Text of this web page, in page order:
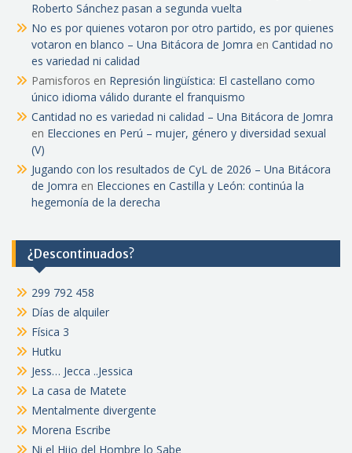
Roberto Sánchez pasan a segunda vuelta
No es por quienes votaron por otro partido, es por quienes
votaron en blanco – Una Bitácora de Jomra en Cantidad no
es variedad ni calidad
Pamisforos en Represión lingüística: El castellano como
único idioma válido durante el franquismo
Cantidad no es variedad ni calidad – Una Bitácora de Jomra
en Elecciones en Perú – mujer, género y diversidad sexual
(V)
Jugando con los resultados de CyL de 2026 – Una Bitácora
de Jomra en Elecciones en Castilla y León: continúa la
hegemonía de la derecha
¿Descontinuados?
299 792 458
Días de alquiler
Física 3
Hutku
Jess… Jecca ..Jessica
La casa de Matete
Mentalmente divergente
Morena Escribe
Ni el Hijo del Hombre lo Sabe